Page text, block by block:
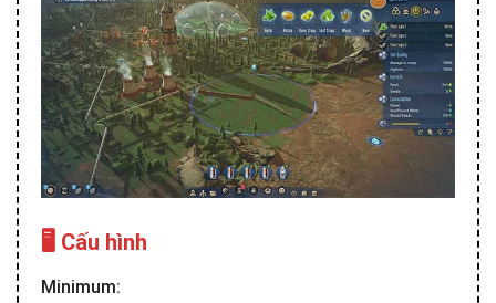
🖥️ Cấu hình
Minimum: